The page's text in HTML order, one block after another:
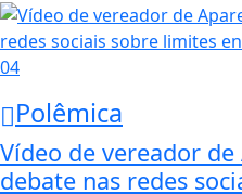
04
Polêmica
Vídeo de vereador
debate nas redes